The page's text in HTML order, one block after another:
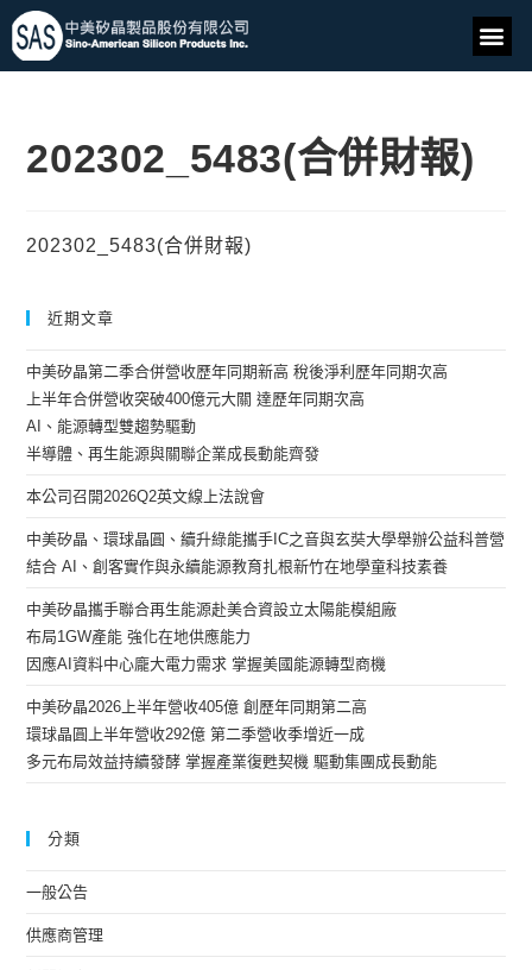
202302_5483(合併財報)
202302_5483(合併財報)
近期文章
中美矽晶第二季合併營收歷年同期新高 稅後淨利歷年同期次高
上半年合併營收突破400億元大關 達歷年同期次高
AI、能源轉型雙趨勢驅動
半導體、再生能源與關聯企業成長動能齊發
本公司召開2026Q2英文線上法說會
中美矽晶、環球晶圓、續升綠能攜手IC之音與玄奘大學舉辦公益科普營
結合 AI、創客實作與永續能源教育扎根新竹在地學童科技素養
中美矽晶攜手聯合再生能源赴美合資設立太陽能模組廠
布局1GW產能 強化在地供應能力
因應AI資料中心龐大電力需求 掌握美國能源轉型商機
中美矽晶2026上半年營收405億 創歷年同期第二高
環球晶圓上半年營收292億 第二季營收季增近一成
多元布局效益持續發酵 掌握產業復甦契機 驅動集團成長動能
分類
一般公告
供應商管理